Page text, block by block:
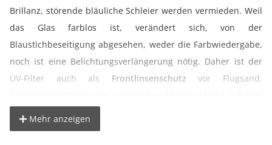
Brillanz, störende bläuliche Schleier werden vermieden. Weil
das Glas farblos ist, verändert sich, von der
Blaustichbeseitigung abgesehen, weder die Farbwiedergabe,
noch ist eine Belichtungsverlängerung nötig. Daher ist der
UV-Filter auch als Frontlinsenschutz vor Flugsand,
wie für Digitalaufnahmen zu empfehlen.
Mehr anzeigen